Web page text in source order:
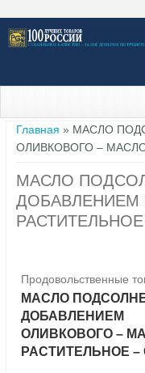
Вы здесь
Главная » МАСЛО
ОЛИВКОВОГО –
МАСЛО
ДОБАВЛЕНИЕМ
Продовольственные
МАСЛО
ДОБАВЛЕНИЕМ
ОЛИВКОВОГО –
РАСТИТЕЛЬНОЕ